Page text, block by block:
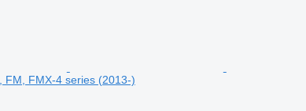
FM, FMX-4 series (2013-)